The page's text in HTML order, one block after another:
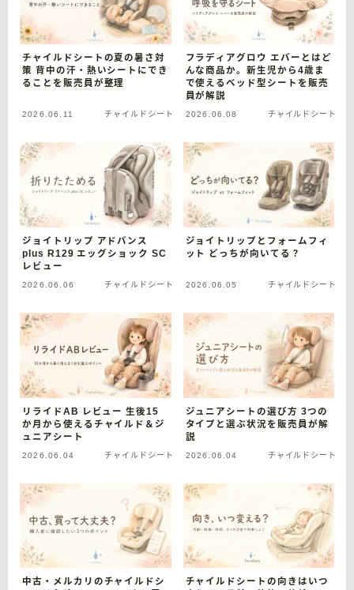
チャイルドシートの夏の暑さ対
策 背中の汗・熱いシートにでき
ることを販売員が整理
2026.06.11 チャイルドシート
フラディアグロウ エバーとはど
んな商品か。新生児から4歳ま
で使えるベッド型シートを販売
員が解説
2026.06.08 チャイルドシート
ジョイトリップ アドバンス
plus R129 エッグショック SC
レビュー
2026.06.06 チャイルドシート
ジョイトリップとフォームフィ
ット どっちが向いてる？
2026.06.05 チャイルドシート
リライドAB レビュー 生後15
か月から使えるチャイルド＆ジ
ュニアシート
2026.06.04 チャイルドシート
ジュニアシートの選び方 3つの
タイプと選ぶ状況を販売員が解
説
2026.06.04 チャイルドシート
中古・メルカリのチャイルドシ
チャイルドシートの向きはいつ